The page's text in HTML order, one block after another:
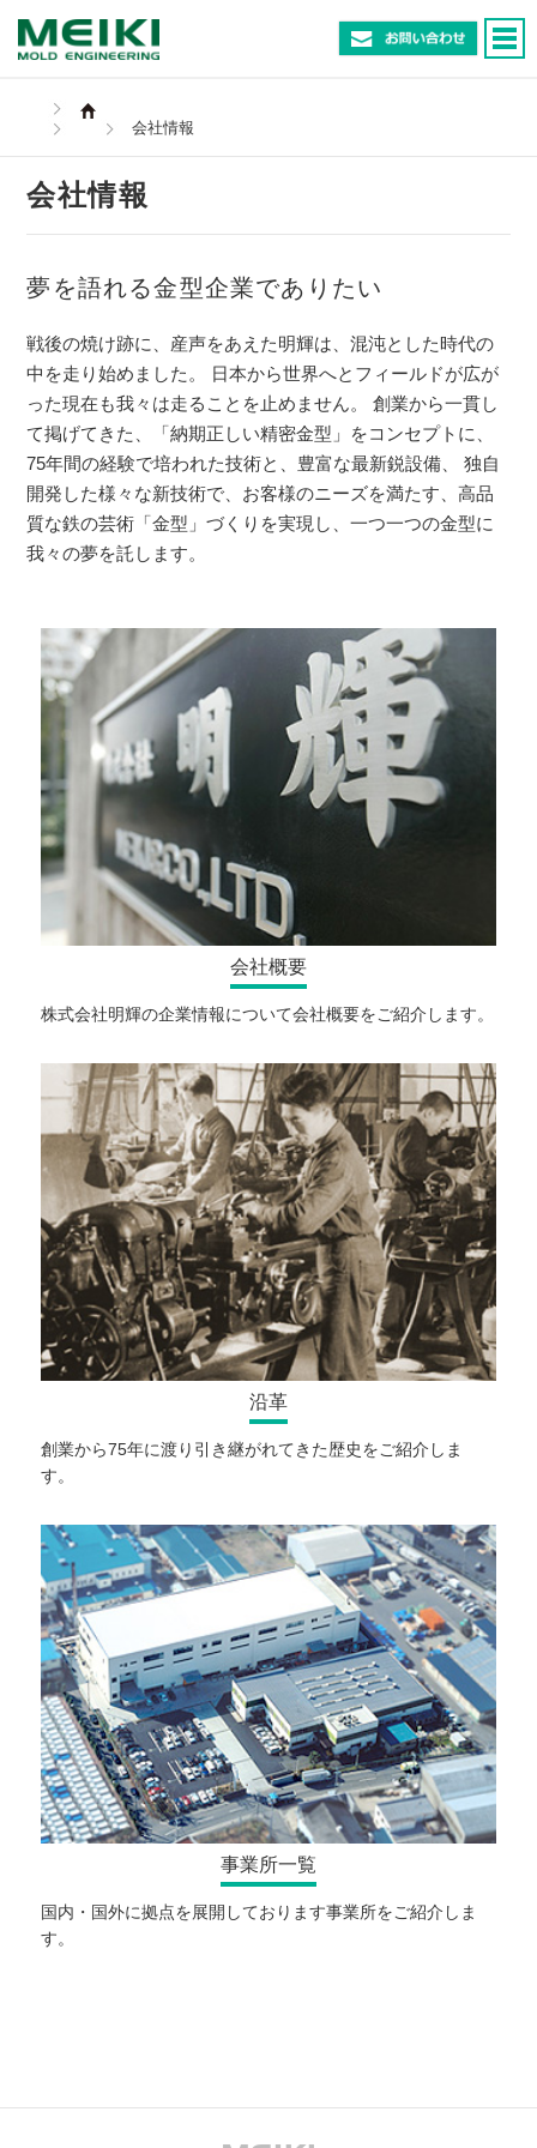
会社情報
会社情報
夢を語れる金型企業でありたい
戦後の焼け跡に、産声をあえた明輝は、混沌とした時代の
中を走り始めました。 日本から世界へとフィールドが広が
った現在も我々は走ることを止めません。 創業から一貫し
て掲げてきた、「納期正しい精密金型」をコンセプトに、
75年間の経験で培われた技術と、豊富な最新鋭設備、 独自
開発した様々な新技術で、お客様のニーズを満たす、高品
質な鉄の芸術「金型」づくりを実現し、一つ一つの金型に
我々の夢を託します。
会社概要
株式会社明輝の企業情報について会社概要をご紹介します。
沿革
創業から75年に渡り引き継がれてきた歴史をご紹介しま
す。
事業所一覧
国内・国外に拠点を展開しております事業所をご紹介しま
す。